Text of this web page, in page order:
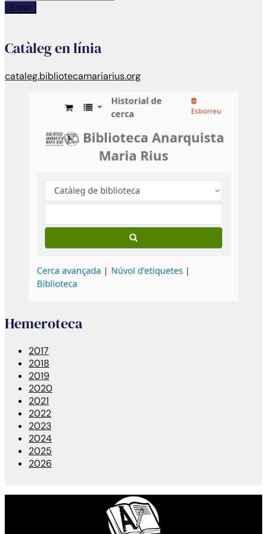
Enviar
Catàleg en línia
cataleg.bibliotecamariarius.org
Hemeroteca
2017
2018
2019
2020
2021
2022
2023
2024
2025
2026